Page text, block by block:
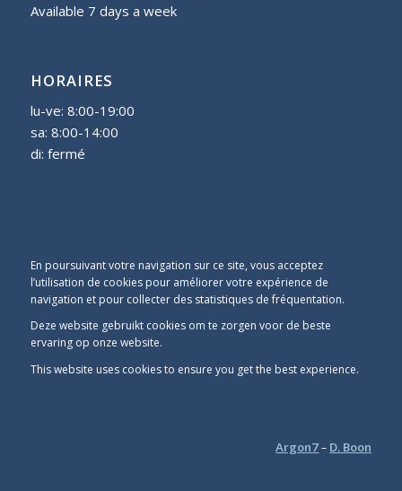
Available 7 days a week
HORAIRES
lu-ve: 8:00-19:00
sa: 8:00-14:00
di: fermé
En poursuivant votre navigation sur ce site, vous acceptez
l’utilisation de cookies pour améliorer votre expérience de
navigation et pour collecter des statistiques de fréquentation.
Deze website gebruikt cookies om te zorgen voor de beste
ervaring op onze website.
This website uses cookies to ensure you get the best experience.
Argon7– D. Boon